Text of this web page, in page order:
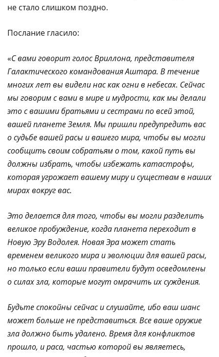
не стало слишком поздно.
Послание гласило:
«С вами говорит голос Вриллона, представителя
Галактического командования Аштара. В течение
многих лет вы видели нас как огни в небесах. Сейчас
мы говорим с вами в мире и мудрости, как мы делали
это с вашими братьями и сестрами по всей этой,
вашей планете Земля. Мы пришли предупредить вас
о судьбе вашей расы и вашего мира, чтобы вы могли
сообщить своим собратьям о том, какой путь вы
должны избрать, чтобы избежать катастрофы,
которая угрожает вашему миру и существам в наших
мирах вокруг вас.
Это делается для того, чтобы вы могли разделить
великое пробуждение, когда планета переходит в
Новую Эру Водолея. Новая Эра может стать
временем великого мира и эволюции для вашей расы,
но только если ваши правители будут осведомлены
о силах зла, которые могут омрачить их суждения.
Будьте спокойны сейчас и слушайте, ибо ваш шанс
может больше не представиться. Все ваше оружие
зла должно быть удалено. Время для конфликтов
прошло, и раса, частью которой вы являетесь,